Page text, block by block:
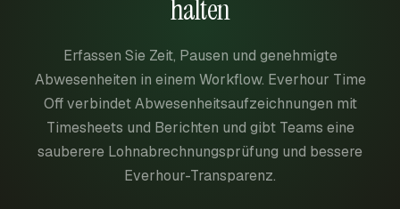
halten
Erfassen Sie Zeit, Pausen und genehmigte
Abwesenheiten in einem Workflow. Everhour Time
Off verbindet Abwesenheitsaufzeichnungen mit
Timesheets und Berichten und gibt Teams eine
sauberere Lohnabrechnungsprüfung und bessere
Everhour-Transparenz.